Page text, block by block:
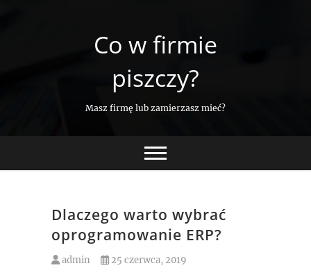
Co w firmie
piszczy?
Masz firmę lub zamierzasz mieć?
Dlaczego warto wybrać
oprogramowanie ERP?
admin 25 czerwca, 2019